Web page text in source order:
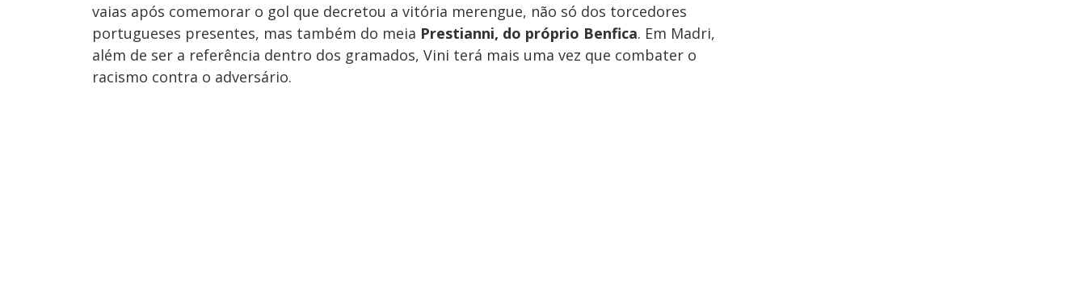
vaias após comemorar o gol que decretou a vitória merengue, não só dos torcedores
portugueses presentes, mas também do meia Prestianni, do próprio Benfica. Em Madri,
além de ser a referência dentro dos gramados, Vini terá mais uma vez que combater o
racismo contra o adversário.